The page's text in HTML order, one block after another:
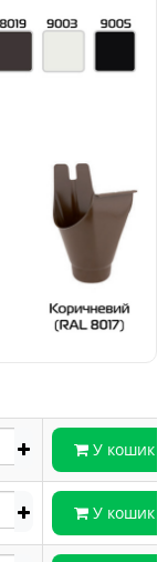
У кошик
У кошик